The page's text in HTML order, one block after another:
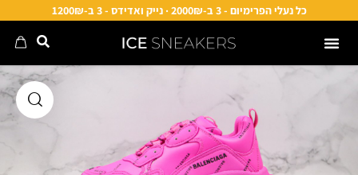
כל נעלי הפרימיום - 3 ב-2000₪ · נייק ואדידס - 3 ב-1200₪